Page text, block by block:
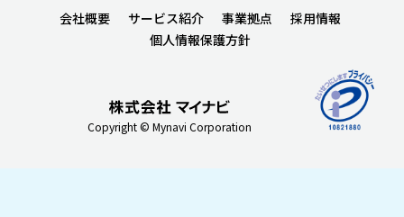
Copyright © Mynavi Corporation
会社概要 サービス紹介 事業拠点
採用情報
個人情報保護方針